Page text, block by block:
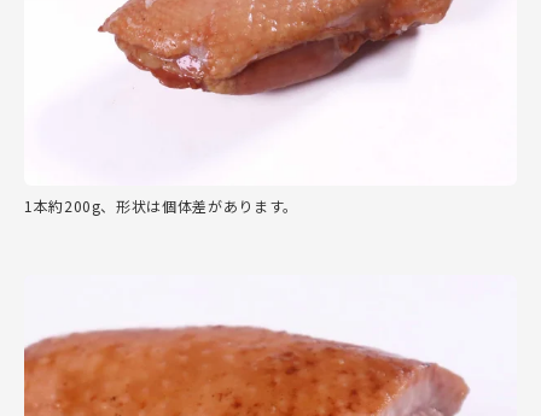
1本約200g、形状は個体差があります。